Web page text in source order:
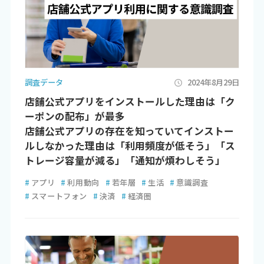
調査データ 2024年8月29日
店舗公式アプリをインストールした理由は「ク
ーポンの配布」が最多
店舗公式アプリの存在を知っていてインストー
ルしなかった理由は「利用頻度が低そう」「ス
トレージ容量が減る」「通知が煩わしそう」
# アプリ # 利用動向 # 若年層 # 生活 # 意識調査
# スマートフォン # 決済 # 経済圏